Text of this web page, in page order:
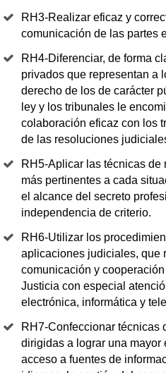
RH3-Realizar eficaz y
comunicación de las partes
RH4-Diferenciar, de forma
privados que representan a
derecho de los de carácter
ley y los tribunales le
colaboración eficaz con los
de las resoluciones
RH5-Aplicar las técnicas
más pertinentes a cada
el alcance del secreto
independencia de criterio.
RH6-Utilizar los
aplicaciones judiciales, que
comunicación y
Justicia con especial
electrónica, informática y
RH7-Confeccionar técnicas
dirigidas a lograr una mayor
acceso a fuentes de